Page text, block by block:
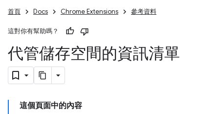
首頁 Docs Chrome Extensions 參考資料
這對你有幫助嗎？
代管儲存空間的資訊清單
這個頁面中的內容